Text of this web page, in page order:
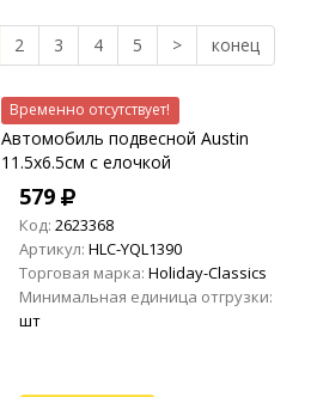
2 3 4 5 > конец
Временно отсутствует!
Автомобиль подвесной Austin
11.5х6.5см с елочкой
579
Код: 2623368
Артикул: HLC-YQL1390
Торговая марка: Holiday-Classics
Минимальная единица отгрузки:
шт